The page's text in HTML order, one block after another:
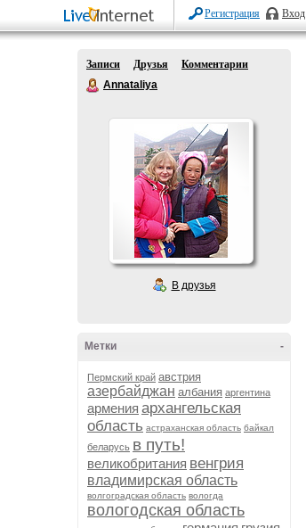
Регистрация Вход
Записи Друзья
Комментарии
Annataliya
В друзья
-
Метки
Пермский край австрия
азербайджан албания аргентина
армения архангельская
область астраханская область байкал
беларусь в путь!
великобритания венгрия
владимирская область
волгоградская область вологда
вологодская область